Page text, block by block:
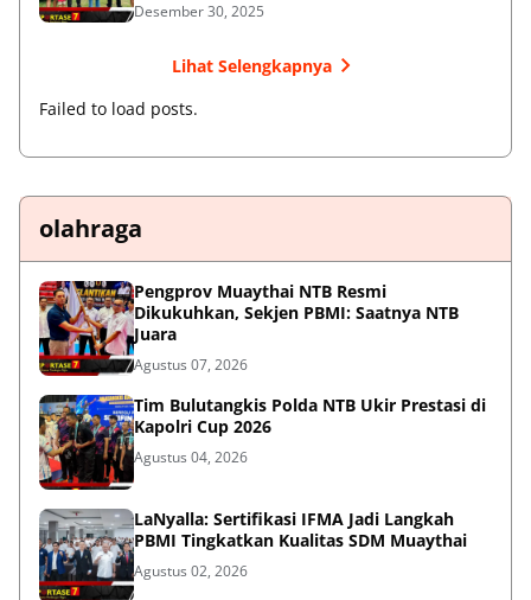
Desember 30, 2025
Lihat Selengkapnya
Failed to load posts.
olahraga
Pengprov Muaythai NTB Resmi
Dikukuhkan, Sekjen PBMI: Saatnya NTB
Juara
Agustus 07, 2026
Tim Bulutangkis Polda NTB Ukir Prestasi di
Kapolri Cup 2026
Agustus 04, 2026
LaNyalla: Sertifikasi IFMA Jadi Langkah
PBMI Tingkatkan Kualitas SDM Muaythai
Agustus 02, 2026